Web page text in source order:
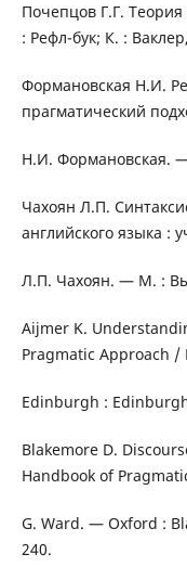
Почепцов Г.Г.
: Рефл-бук; К. :
Формановская Н.И.
прагматический
Н.И. Формановская.
Чахоян Л.П.
английского языка :
Л.П. Чахоян. — М. :
Aijmer K.
Pragmatic Approach
Edinburgh :
Blakemore D.
Handbook of
G. Ward. — Oxford :
240.